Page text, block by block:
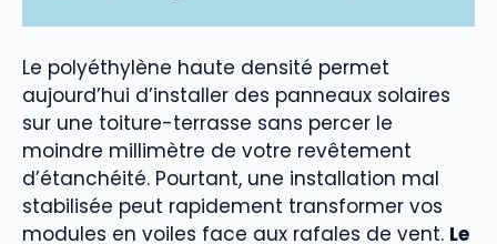
Le polyéthylène haute densité permet
aujourd’hui d’installer des panneaux solaires
sur une toiture-terrasse sans percer le
moindre millimètre de votre revêtement
d’étanchéité. Pourtant, une installation mal
stabilisée peut rapidement transformer vos
modules en voiles face aux rafales de vent. Le